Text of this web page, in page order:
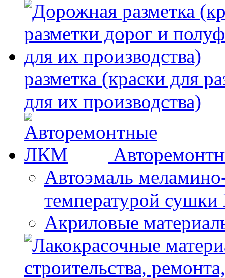
разметка (краски для
для их производства)
Автоэмаль
температурой
Акриловые